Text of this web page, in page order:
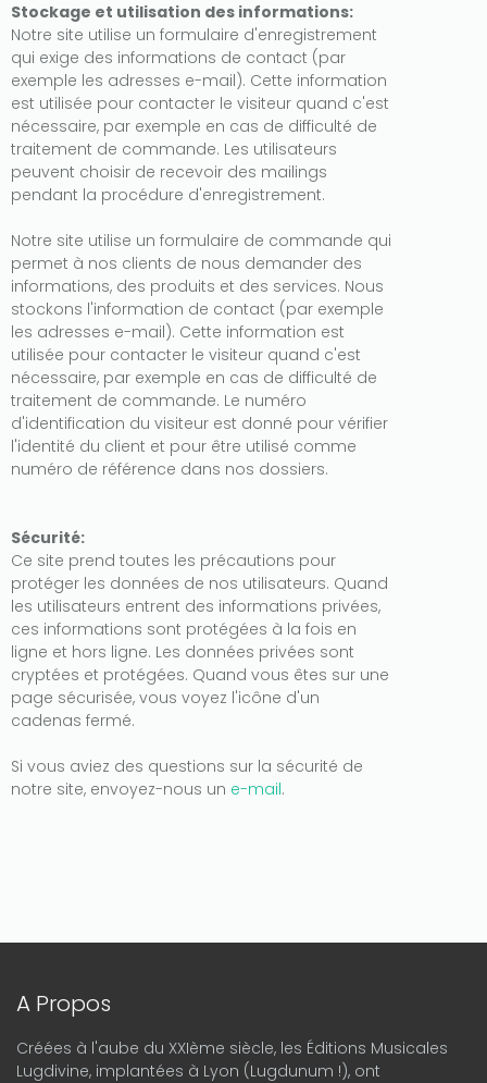
Stockage et utilisation des informations:
Notre site utilise un formulaire d'enregistrement
qui exige des informations de contact (par
exemple les adresses e-mail). Cette information
est utilisée pour contacter le visiteur quand c'est
nécessaire, par exemple en cas de difficulté de
traitement de commande. Les utilisateurs
peuvent choisir de recevoir des mailings
pendant la procédure d'enregistrement.
Notre site utilise un formulaire de commande qui
permet à nos clients de nous demander des
informations, des produits et des services. Nous
stockons l'information de contact (par exemple
les adresses e-mail). Cette information est
utilisée pour contacter le visiteur quand c'est
nécessaire, par exemple en cas de difficulté de
traitement de commande. Le numéro
d'identification du visiteur est donné pour vérifier
l'identité du client et pour être utilisé comme
numéro de référence dans nos dossiers.
Sécurité:
Ce site prend toutes les précautions pour
protéger les données de nos utilisateurs. Quand
les utilisateurs entrent des informations privées,
ces informations sont protégées à la fois en
ligne et hors ligne. Les données privées sont
cryptées et protégées. Quand vous êtes sur une
page sécurisée, vous voyez l'icône d'un
cadenas fermé.
Si vous aviez des questions sur la sécurité de
notre site, envoyez-nous un e-mail.
A Propos
Créées à l'aube du XXIème siècle, les Éditions Musicales
Lugdivine, implantées à Lyon (Lugdunum !), ont